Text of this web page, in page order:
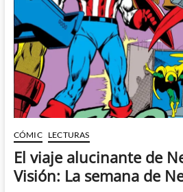
and
Wasp:
Quantumania
CÓMIC LECTURAS
El viaje alucinante de
Visión: La semana de